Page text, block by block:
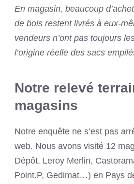
En magasin, beaucoup
de bois restent livrés à eux-
vendeurs n’ont pas toujours
l’origine réelle des sacs
Notre relevé
magasins
Notre enquête ne s’est pas
web. Nous avons visité 12
Dépôt, Leroy Merlin,
Point.P, Gedimat…) en Pays